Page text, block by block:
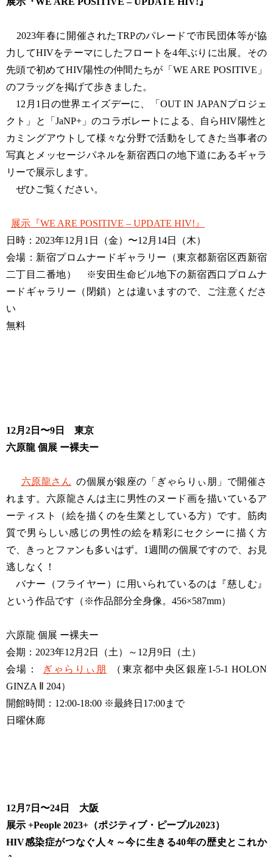
2023年春に開催されたTRPのパレードで市民団体等が協
力してHIVをテーマにしたフロートを4年ぶりに出展。その
先頭で初めてHIV陽性の仲間たちが「WE ARE POSITIVE」
のフラッグを掲げて歩きました。
12月1日の世界エイズデーに、「OUT IN JAPANプロジェ
クト」と「JaNP+」のコラボレートによる、自らHIV陽性と
カミングアウトして様々な分野で活動をしてきた当事者の
写真とメッセージパネルを新宿西口の地下道にあるギャラ
リーで展示します。
ぜひご覧ください。
展示『WE ARE POSITIVE – UPDATE HIV!』
日時：2023年12月1日（金）〜12月14日（木）
会場：新宿プロムナードギャラリー（東京都新宿区西新宿
二丁目二番地） ※安田生命ビル地下の新宿西口プロムナ
ードギャラリー（閉鎖）とは違いますので、ご注意くださ
い
無料
12月2日〜9日 東京
六原龍 個展 ー裸夫ー
六原龍さん の個展が銀座の「ぎゃらりぃ朋」で開催さ
れます。六原龍さんは主に男性のヌード画を描いているア
ーティスト（絵を描くのを生業としている方）です。筋肉
質で男らしい感じの男性の絵を精彩にセクシーに描く方
で、きっとファンも多いはず。1週間の個展ですので、お見
逃しなく！
バナー（フライヤー）に用いられているのは『慈しむ』
という作品です（※作品部分全身像。456×587mm）
六原龍 個展 ー裸夫ー
会期：2023年12月2日（土）～12月9日（土）
会場：
ぎゃらりぃ朋
（東京都中央区銀座1-5-1 HOLON
GINZA Ⅱ 204）
開館時間：12:00-18:00 ※最終日17:00まで
日曜休廊
12月7日〜24日 大阪
展示 +People 2023+（ポジティブ・ピープル2023）
HIV感染症がつなぐ人々～今に生きる40年の歴史とこれか